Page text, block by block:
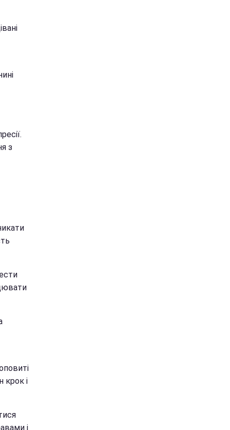
з
крок і
і